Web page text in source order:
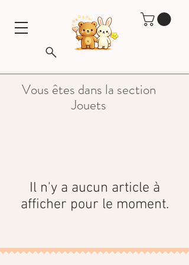
Vous êtes dans la section
Jouets
Il n'y a aucun article à
afficher pour le moment.